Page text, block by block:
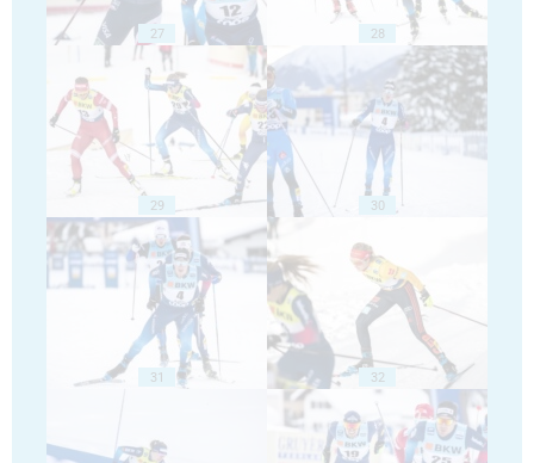
27 28
29 30
31 32